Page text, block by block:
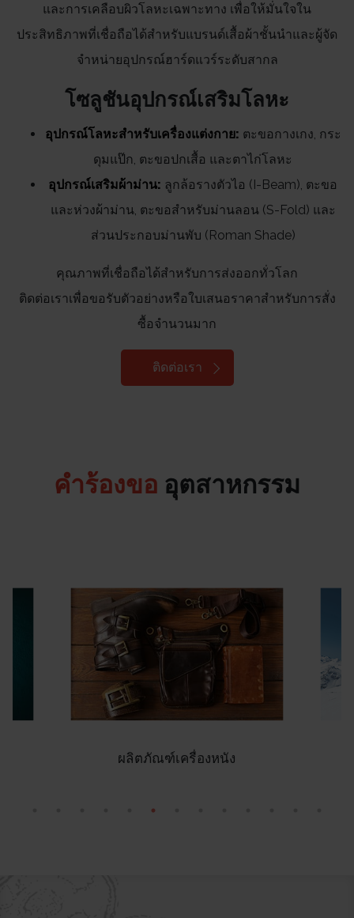
และการเคลือบผิวโลหะเฉพาะทาง เพื่อให้มั่นใจใน
ประสิทธิภาพที่เชื่อถือได้สำหรับแบรนด์เสื้อผ้าชั้นนำและผู้จัด
จำหน่ายอุปกรณ์ฮาร์ดแวร์ระดับสากล
โซลูชันอุปกรณ์เสริมโลหะ
อุปกรณ์โลหะสำหรับเครื่องแต่งกาย: ตะขอกางเกง, กระ
ดุมแป๊ก, ตะขอปกเสื้อ และตาไก่โลหะ
อุปกรณ์เสริมผ้าม่าน: ลูกล้อรางตัวไอ (I-Beam), ตะขอ
และห่วงผ้าม่าน, ตะขอสำหรับม่านลอน (S-Fold) และ
ส่วนประกอบม่านพับ (Roman Shade)
คุณภาพที่เชื่อถือได้สำหรับการส่งออกทั่วโลก
ติดต่อเราเพื่อขอรับตัวอย่างหรือใบเสนอราคาสำหรับการสั่ง
ซื้อจำนวนมาก
ติดต่อเรา
คำร้องขอ อุตสาหกรรม
อุปกรณ์กีฬา